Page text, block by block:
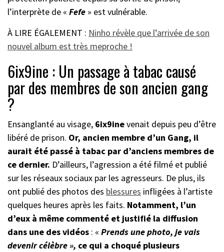
l’interprète de « Fefe » est vulnérable.
À LIRE ÉGALEMENT : Ninho révèle que l’arrivée de son
nouvel album est très meproche !
6ix9ine : Un passage à tabac causé
par des membres de son ancien gang
?
Ensanglanté au visage, 6ix9inevenait depuis peu d’être
libéré de prison. Or, ancien membre d’un Gang, il
aurait été passé à tabac par d’anciens membres de
ce dernier. D’ailleurs, l’agression a été filmé et publié
sur les réseaux sociaux par les agresseurs. De plus, ils
ont publié des photos des blessures infligées à l’artiste
quelques heures après les faits. Notamment, l’un
d’eux à même commenté et justifié la diffusion
dans une des vidéos : « Prends une photo, je vais
devenir célèbre », ce qui a choqué plusieurs